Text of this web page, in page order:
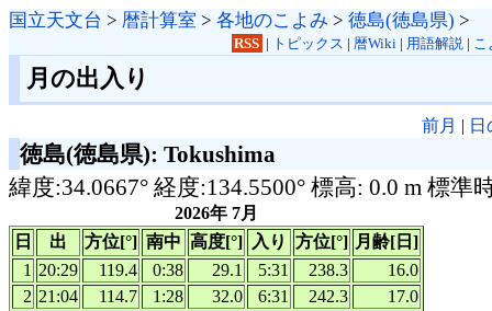
国立天文台 > 暦計算室 > 各地のこよみ > 徳島(徳島県) >
RSS | トピックス | 暦Wiki| 用語解説| こ
月の出入り
前月 |
徳島(徳島県): Tokushima
緯度:34.0667° 経度:134.5500° 標高: 0.0 m 標準
2026年 7月
日
出 方位[°] 南中 高度[°] 入り 方位[°] 月齢[日]
1 20:29 119.4 0:38 29.1 5:31 238.3
16.0
2 21:04 114.7 1:28 32.0 6:31 242.3
17.0